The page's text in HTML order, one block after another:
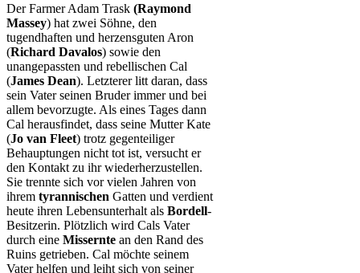
Der Farmer Adam Trask (Raymond
Massey) hat zwei Söhne, den
tugendhaften und herzensguten Aron
(Richard Davalos) sowie den
unangepassten und rebellischen Cal
(James Dean). Letzterer litt daran, dass
sein Vater seinen Bruder immer und bei
allem bevorzugte. Als eines Tages dann
Cal herausfindet, dass seine Mutter Kate
(Jo van Fleet) trotz gegenteiliger
Behauptungen nicht tot ist, versucht er
den Kontakt zu ihr wiederherzustellen.
Sie trennte sich vor vielen Jahren von
ihrem tyrannischen Gatten und verdient
heute ihren Lebensunterhalt als Bordell-
Besitzerin. Plötzlich wird Cals Vater
durch eine Missernte an den Rand des
Ruins getrieben. Cal möchte seinem
Vater helfen und leiht sich von seiner